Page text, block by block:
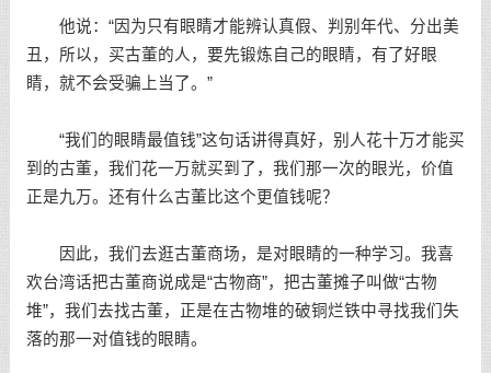
他说：“因为只有眼睛才能辨认真假、判别年代、分出美
丑，所以，买古董的人，要先锻炼自己的眼睛，有了好眼
睛，就不会受骗上当了。”
“我们的眼睛最值钱”这句话讲得真好，别人花十万才能买
到的古董，我们花一万就买到了，我们那一次的眼光，价值
正是九万。还有什么古董比这个更值钱呢？
因此，我们去逛古董商场，是对眼睛的一种学习。我喜
欢台湾话把古董商说成是“古物商”，把古董摊子叫做“古物
堆”，我们去找古董，正是在古物堆的破铜烂铁中寻找我们失
落的那一对值钱的眼睛。